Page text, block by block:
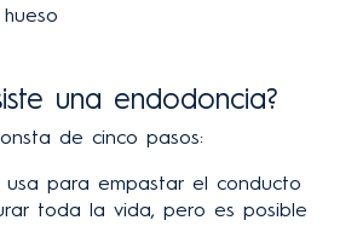
una endodoncia?
de cinco pasos:
para empastar el conducto
toda la vida, pero es posible